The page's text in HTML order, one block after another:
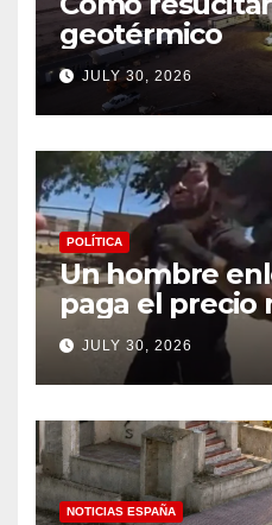
geotérmico
JULY 30, 2026
POLÍTICA
Un hombre
paga el precio
después de
a un tiroteo
condado de
(VIDEO) * The
Pundit * por
Linebarger
JULY 30, 2026
NOTICIAS ESPAÑA